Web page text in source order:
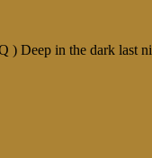
) Deep in the dark last